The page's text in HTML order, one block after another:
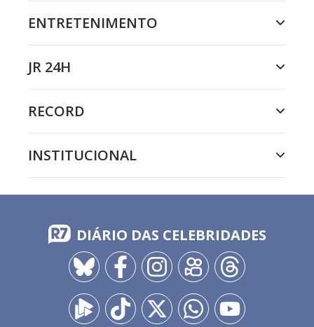
ENTRETENIMENTO
JR 24H
RECORD
INSTITUCIONAL
DIÁRIO DAS CELEBRIDADES